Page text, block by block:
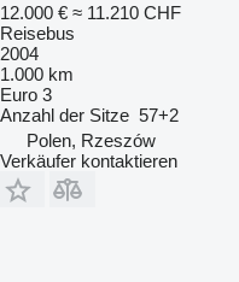
12.000 € ≈ 11.210 CHF
Reisebus
2004
1.000 km
Euro 3
Anzahl der Sitze 57+2
Polen, Rzeszów
Verkäufer kontaktieren